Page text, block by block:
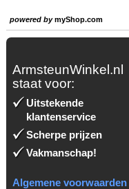
powered bymyShop.com
ArmsteunWinkel.nl
staat voor:
Uitstekende
klantenservice
Scherpe prijzen
Vakmanschap!
Algemene voorwaarden